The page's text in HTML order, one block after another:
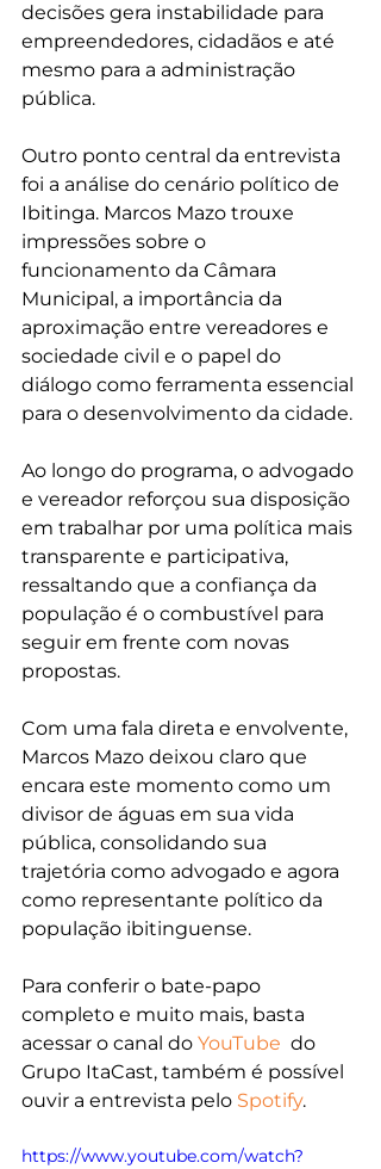
decisões gera instabilidade para
empreendedores, cidadãos e até
mesmo para a administração
pública.
Outro ponto central da entrevista
foi a análise do cenário político de
Ibitinga. Marcos Mazo trouxe
impressões sobre o
funcionamento da Câmara
Municipal, a importância da
aproximação entre vereadores e
sociedade civil e o papel do
diálogo como ferramenta essencial
para o desenvolvimento da cidade.
Ao longo do programa, o advogado
e vereador reforçou sua disposição
em trabalhar por uma política mais
transparente e participativa,
ressaltando que a confiança da
população é o combustível para
seguir em frente com novas
propostas.
Com uma fala direta e envolvente,
Marcos Mazo deixou claro que
encara este momento como um
divisor de águas em sua vida
pública, consolidando sua
trajetória como advogado e agora
como representante político da
população ibitinguense.
Para conferir o bate-papo
completo e muito mais, basta
acessar o canal do YouTube
  do
Grupo ItaCast, também é possível
ouvir a entrevista pelo Spotify.
https://www.youtube.com/watch?